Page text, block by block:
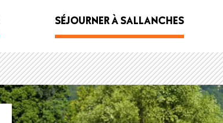
SÉJOURNER À SALLANCHES